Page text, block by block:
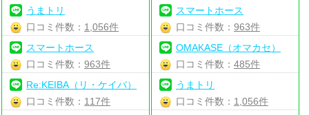
うまトリ
口コミ件数： 1,056件
スマートホース
口コミ件数：963件
Re:KEIBA（リ・ケイバ）
口コミ件数： 117件
スマートホース
口コミ件数： 963件
OMAKASE（オマカセ）
口コミ件数： 485件
うまトリ
口コミ件数： 1,056件